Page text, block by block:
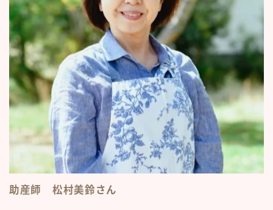
助産師 松村美鈴さん